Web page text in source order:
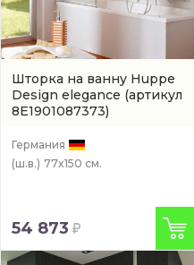
Шторка на ванну Huppe
Design elegance (артикул
8E1901087373)
Германия
(ш.в.) 77x150 см.
54 873